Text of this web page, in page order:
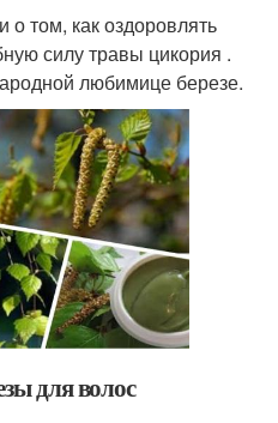
том, как оздоровлять
силу травы цикория .
любимице березе.
для волос